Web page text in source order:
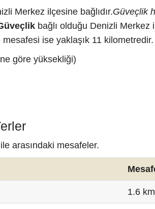
Merkez ilçesine bağlıdır.Güveçlik
bağlı olduğu Denizli
ise yaklaşık 11 kilometredir.
göre yüksekliği)
arasındaki mesafeler.
1.6 km